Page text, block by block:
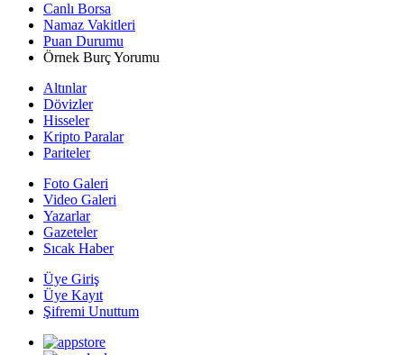
Canlı Borsa
Namaz Vakitleri
Puan Durumu
Örnek Burç Yorumu
Altınlar
Dövizler
Hisseler
Kripto Paralar
Pariteler
Foto Galeri
Video Galeri
Yazarlar
Gazeteler
Sıcak Haber
Üye Giriş
Üye Kayıt
Şifremi Unuttum